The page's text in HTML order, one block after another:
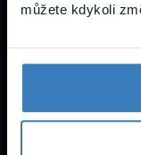
můžete kdykoli
Ajax